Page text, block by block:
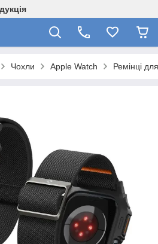
Чохли Apple Watch Ремінці